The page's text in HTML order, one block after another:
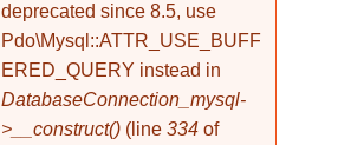
deprecated since 8.5, use
Pdo\Mysql::ATTR_USE_BUFF
ERED_QUERY instead in
DatabaseConnection_mysql-
>__construct() (line 334 of